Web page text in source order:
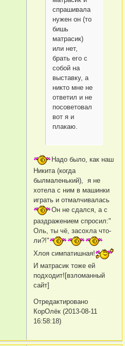
спрашивала
нужен он (то
бишь
матрасик)
или нет,
брать его с
собой на
выставку, а
никто мне не
ответил и не
посоветовал
вот я и
плакаю.
Надо было, как наш
Никита (когда
былмаленький), я не
хотела с ним в машинки
играть и отмалчивалась
Он не сдался, а с
раздражением спросил:"
Оль, ты чё, засохла что-
ли?!"
Хлоя симпатишная!
И матрасик тоже ей
подходит![взломанный
сайт]
Отредактировано
КорОлёк (2013-08-11
16:58:18)